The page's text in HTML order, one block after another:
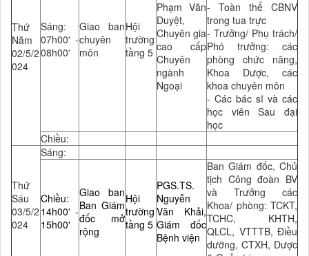
Thứ
Năm
02/5/2
024
Sáng:
07h00' -
08h00'
Giao ban
chuyên
môn
Hội
trường
tầng 5
Phạm Văn
Duyệt,
Chuyên gia
cao cấp
Chuyên
ngành
Ngoại
- Toàn thể CBNV
trong tua trực
- Trưởng/ Phụ trách/
Phó trưởng: các
phòng chức năng,
Khoa Dược, các
khoa chuyên môn
- Các bác sĩ và các
học viên Sau đại
học
Chiều:
Thứ
Sáu
03/5/2
024
Sáng:
Chiều:
14h00' -
15h00'
Giao ban
Ban Giám
đốc mở
rộng
Hội
trường
tầng 5
PGS.TS.
Nguyễn
Văn Khải,
Giám đốc
Bệnh viện
Ban Giám đốc, Chủ
tịch Công đoàn BV
và Trưởng các
Khoa/ phòng: TCKT,
TCHC, KHTH,
QLCL, VTTTB, Điều
dưỡng, CTXH, Dược